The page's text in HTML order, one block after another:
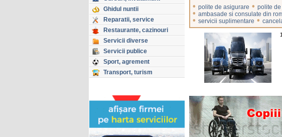
Ghidul nuntii
Reparatii, service
Restaurante, cazinouri
Servicii diverse
Servicii publice
Sport, agrement
Transport, turism
• polite de asigurare • polite
• ambasade si consulate din
• servicii suplimentare •